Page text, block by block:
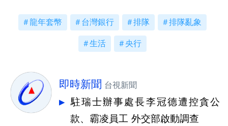
龍年套幣 台灣銀行 排隊 排隊亂象
生活 央行
即時新聞 台視新聞
駐瑞士辦事處長李冠德遭控貪公
款、霸凌員工 外交部啟動調查